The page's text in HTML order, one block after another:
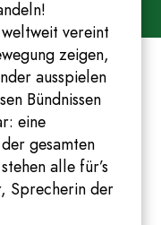
vereint
zeigen,
ausspielen
Bündnissen
eine
gesamten
alle für’s
Sprecherin der